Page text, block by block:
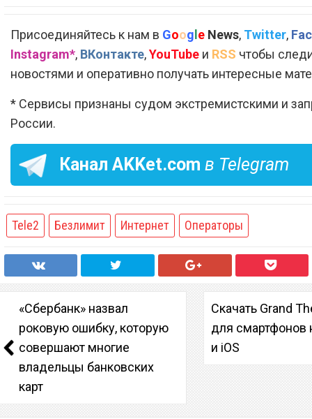
Присоединяйтесь к нам в Google News, Twitter,
Instagram*, ВКонтакте,YouTube и RSS чтобы
новостями и оперативно получать интересные
* Сервисы признаны судом экстремистскими и
России.
Канал AKKet.com в Telegram
Tele2 Безлимит Интернет Операторы
«Сбербанк» назвал
роковую ошибку, которую
совершают многие
владельцы банковских
карт
Скачать Grand
для смартфонов
и iOS